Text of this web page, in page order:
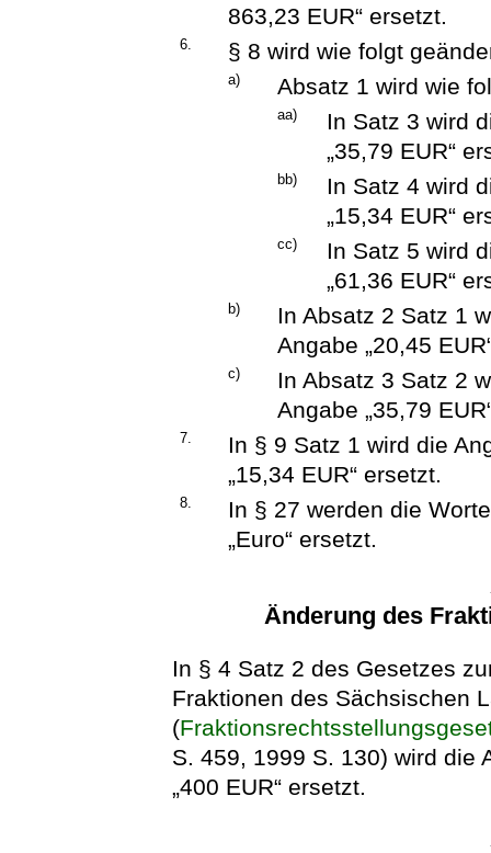
863,23 EUR“ ersetzt.
6. § 8 wird wie folgt
a) Absatz 1 wird wie
aa)
In Satz 3 wird
„35,79 EUR“
bb)
In Satz 4 wird
„15,34 EUR“
cc)
In Satz 5 wird
„61,36 EUR“
b)
In Absatz 2 Satz 1
Angabe „20,45
c)
In Absatz 3 Satz 2
Angabe „35,79
7.
In § 9 Satz 1 wird die
„15,34 EUR“ ersetzt.
8.
In § 27 werden die
„Euro“ ersetzt.
Änderung des
In § 4 Satz 2 des Gesetzes
Fraktionen des Sächsischen
(
S. 459, 1999 S. 130) wird die
„400 EUR“ ersetzt.